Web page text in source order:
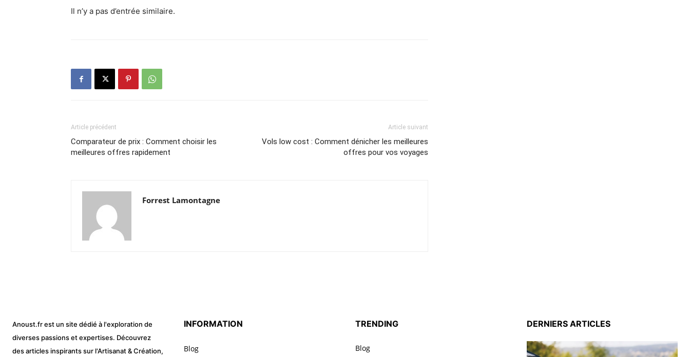
Il n’y a pas d’entrée similaire.
Article précédent
Comparateur de prix : Comment choisir les
meilleures offres rapidement
Article suivant
Vols low cost : Comment dénicher les meilleures
offres pour vos voyages
Forrest Lamontagne
Anoust.fr est un site dédié à l'exploration de
diverses passions et expertises. Découvrez
des articles inspirants sur l'Artisanat & Création,
INFORMATION
Blog
TRENDING
Blog
DERNIERS ARTICLES